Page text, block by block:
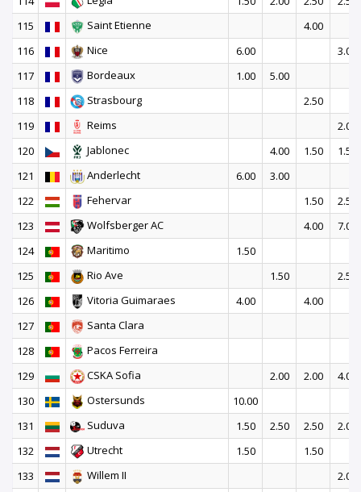
115
Saint Etienne
4.00
116
Nice 6.00
3.00
117
Bordeaux 1.00
5.00
118
Strasbourg
2.50
119
Reims
2.00
120
Jablonec 4.00 1.50
1.50
121
Anderlecht 6.00
3.00
122
Fehervar 1.50
2.50
123
Wolfsberger AC 4.00
7.00
124
Maritimo
1.50
125
Rio Ave 1.50
2.50
126
Vitoria Guimaraes 4.00
4.00
127
Santa Clara
128
Pacos Ferreira
129
CSKA Sofia 2.00 2.00
4.00
130
Ostersunds
10.00
131
Suduva 1.50 2.50 2.50
2.00
132
Utrecht 1.50
1.50
133
Willem II
2.00